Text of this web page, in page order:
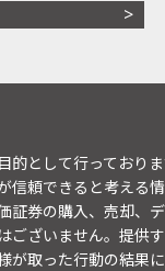
として行っておりま
信頼できると考える
証券の購入、売却、
ございません。提供
が取った行動の結果